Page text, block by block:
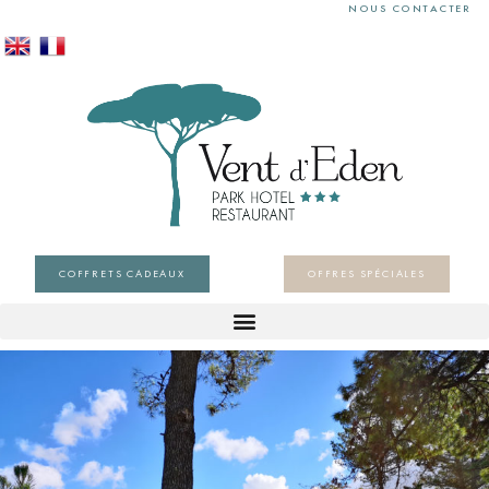
NOUS CONTACTER
COFFRETS CADEAUX OFFRES SPÉCIALES